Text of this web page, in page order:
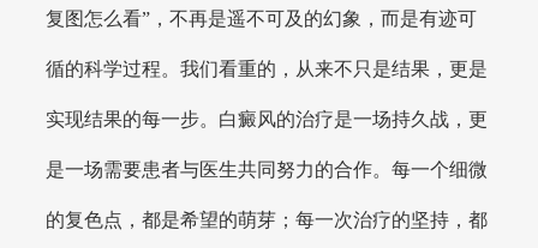
复图怎么看”，不再是遥不可及的幻象，而是有迹可
循的科学过程。我们看重的，从来不只是结果，更是
实现结果的每一步。白癜风的治疗是一场持久战，更
是一场需要患者与医生共同努力的合作。每一个细微
的复色点，都是希望的萌芽；每一次治疗的坚持，都